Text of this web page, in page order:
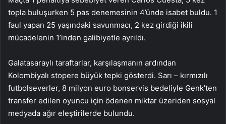
topla buluşurken 5 pas denemesinin 4’ünde isabet buldu. 1
faul yapan 25 yaşındaki savunmacı, 2 kez girdiği ikili
mücadelenin 1’inden galibiyetle ayrıldı.
Galatasaraylı taraftarlar, karşılaşmanın ardından
Kolombiyalı stopere büyük tepki gösterdi. Sarı – kırmızılı
futbolseverler, 8 milyon euro bonservis bedeliyle Genk’ten
transfer edilen oyuncu için ödenen miktar üzeriden sosyal
medyada ağır eleştirilerde bulundu.